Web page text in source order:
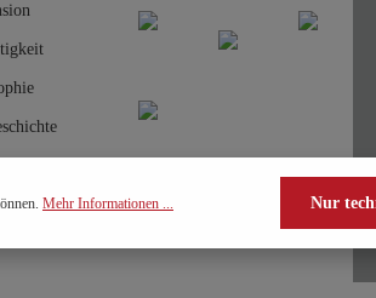
Mehr Informationen ... Nur